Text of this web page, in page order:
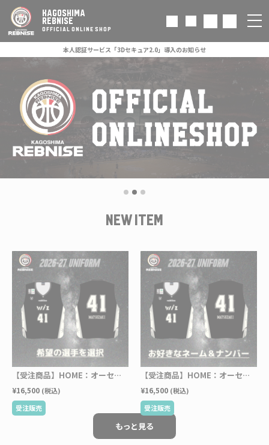
KAGOSHIMA
REBNISE
OFFICIAL ONLINE SHOP
本人認証サービス「3Dセキュア2.0」導入のお知らせ
NEW ITEM
【受注商品】HOME：オーセンティックユニフォーム（2026-27）※希望の選手を選択
¥16,500 (税込)
【受注商品】HOME：オーセンティックユニフォーム（2026ｰ27）※お好きなネーム＆ナンバー
¥16,500 (税込)
もっと見る